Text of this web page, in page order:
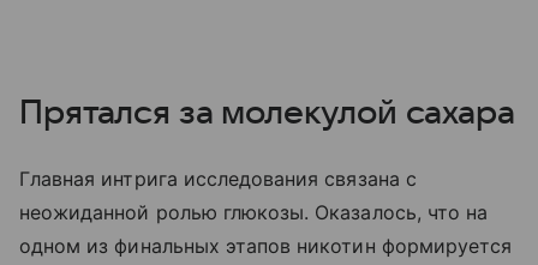
Прятался за молекулой сахара
Главная интрига исследования связана с
неожиданной ролью глюкозы. Оказалось, что на
одном из финальных этапов никотин формируется